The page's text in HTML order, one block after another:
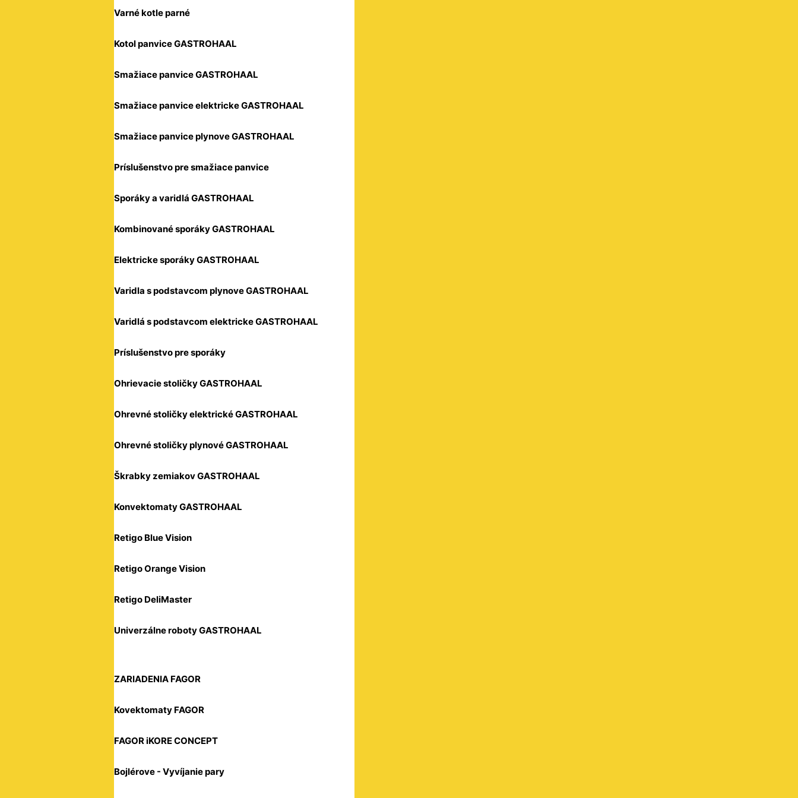
Varné kotle parné
Kotol panvice GASTROHAAL
Smažiace panvice GASTROHAAL
Smažiace panvice elektricke GASTROHAAL
Smažiace panvice plynove GASTROHAAL
Príslušenstvo pre smažiace panvice
Sporáky a varidlá GASTROHAAL
Kombinované sporáky GASTROHAAL
Elektricke sporáky GASTROHAAL
Varidla s podstavcom plynove GASTROHAAL
Varidlá s podstavcom elektricke GASTROHAAL
Príslušenstvo pre sporáky
Ohrievacie stoličky GASTROHAAL
Ohrevné stoličky elektrické GASTROHAAL
Ohrevné stoličky plynové GASTROHAAL
Škrabky zemiakov GASTROHAAL
Konvektomaty GASTROHAAL
Retigo Blue Vision
Retigo Orange Vision
Retigo DeliMaster
Univerzálne roboty GASTROHAAL
ZARIADENIA FAGOR
Kovektomaty FAGOR
FAGOR iKORE CONCEPT
Bojlérove - Vyvíjanie pary